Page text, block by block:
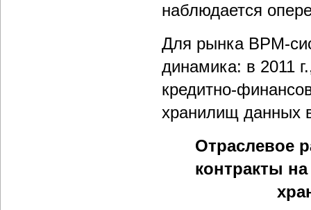
наблюдается
Для рынка BPM-
динамика: в 2011
кредитно-
хранилищ данных
Отраслевое
контракты